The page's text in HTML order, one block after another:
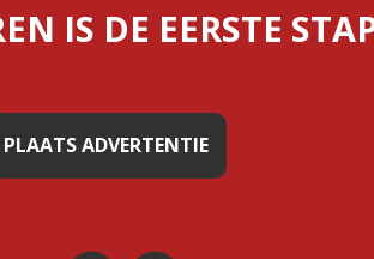
IS DE EERSTE
PLAATS ADVERTENTIE